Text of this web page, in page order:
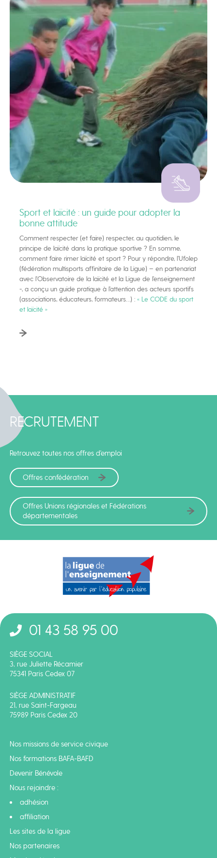
Sport et laïcité : un guide pour adopter la
bonne attitude
Comment respecter (et faire) respecter, au quotidien, le
principe de laïcité dans la pratique sportive ? En somme,
comment faire rimer laïcité et sport ? Pour y répondre, l’Ufolep
(fédération multisports affinitaire de la Ligue) – en partenariat
avec l’Observatoire de la laïcité et la Ligue de l’enseignement
-, a conçu un guide pratique à l’attention des acteurs sportifs
(associations, éducateurs, formateurs…) : « Le CODE du sport
et laïcité »
01 43 58 95 00
SIÈGE SOCIAL
3, rue Juliette Récamier
75341 Paris Cedex 07
SIÈGE ADMINISTRATIF
21, rue Saint-Fargeau
75989 Paris Cedex 20
Nos missions de service civique
Nos formations BAFA-BAFD
Devenir Bénévole
Nous rejoindre :
adhésion
affiliation
Les sites de la ligue
Nos partenaires
RECRUTEMENT
Retrouvez toutes nos offres d'emploi
Offres confédération
Offres Unions régionales et Fédérations
départementales